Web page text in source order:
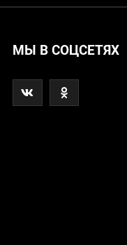
МЫ В СОЦСЕТЯХ